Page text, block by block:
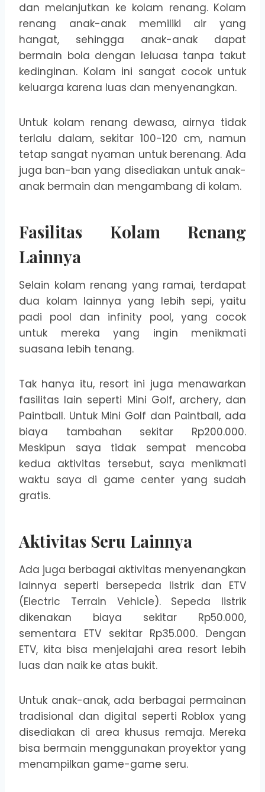
dan melanjutkan ke kolam renang. Kolam
renang anak-anak memiliki air yang
hangat, sehingga anak-anak dapat
bermain bola dengan leluasa tanpa takut
kedinginan. Kolam ini sangat cocok untuk
keluarga karena luas dan menyenangkan.
Untuk kolam renang dewasa, airnya tidak
terlalu dalam, sekitar 100-120 cm, namun
tetap sangat nyaman untuk berenang. Ada
juga ban-ban yang disediakan untuk anak-
anak bermain dan mengambang di kolam.
Fasilitas Kolam Renang
Lainnya
Selain kolam renang yang ramai, terdapat
dua kolam lainnya yang lebih sepi, yaitu
padi pool dan infinity pool, yang cocok
untuk mereka yang ingin menikmati
suasana lebih tenang.
Tak hanya itu, resort ini juga menawarkan
fasilitas lain seperti Mini Golf, archery, dan
Paintball. Untuk Mini Golf dan Paintball, ada
biaya tambahan sekitar Rp200.000.
Meskipun saya tidak sempat mencoba
kedua aktivitas tersebut, saya menikmati
waktu saya di game center yang sudah
gratis.
Aktivitas Seru Lainnya
Ada juga berbagai aktivitas menyenangkan
lainnya seperti bersepeda listrik dan ETV
(Electric Terrain Vehicle). Sepeda listrik
dikenakan biaya sekitar Rp50.000,
sementara ETV sekitar Rp35.000. Dengan
ETV, kita bisa menjelajahi area resort lebih
luas dan naik ke atas bukit.
Untuk anak-anak, ada berbagai permainan
tradisional dan digital seperti Roblox yang
disediakan di area khusus remaja. Mereka
bisa bermain menggunakan proyektor yang
menampilkan game-game seru.